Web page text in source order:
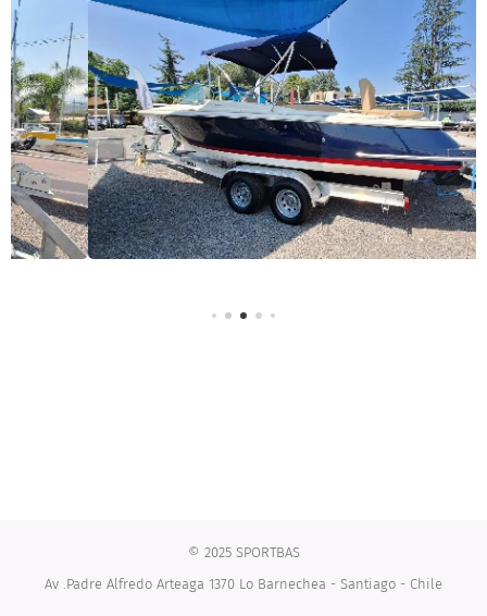
© 2025 SPORTBAS
Av .Padre Alfredo Arteaga 1370 Lo Barnechea - Santiago - Chile